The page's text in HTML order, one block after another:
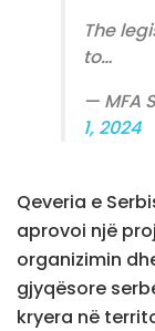
The
to…
— MFA
1, 2024
Qeveria e
aprovoi një
organizimin
gjyqësore
kryera në